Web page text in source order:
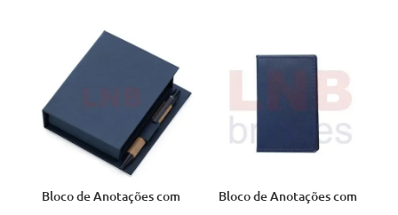
Bloco de Anotações com
Bloco de Anotações com